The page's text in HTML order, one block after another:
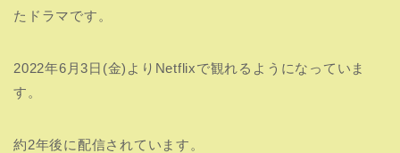
たドラマです。
2022年6月3日(金)より Netflixで観れるようになっていま
す。
約2年後に配信されています。